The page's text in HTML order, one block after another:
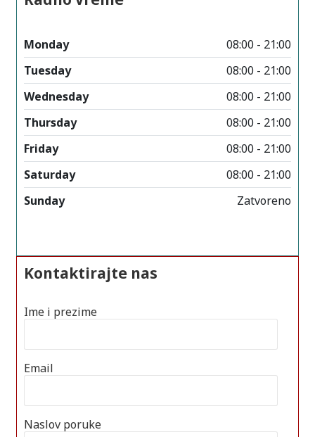
Monday
08:00 - 21:00
Tuesday
08:00 - 21:00
Wednesday
08:00 - 21:00
Thursday
08:00 - 21:00
Friday
08:00 - 21:00
Saturday
08:00 - 21:00
Sunday
Zatvoreno
Kontaktirajte nas
Ime i prezime
Email
Naslov poruke